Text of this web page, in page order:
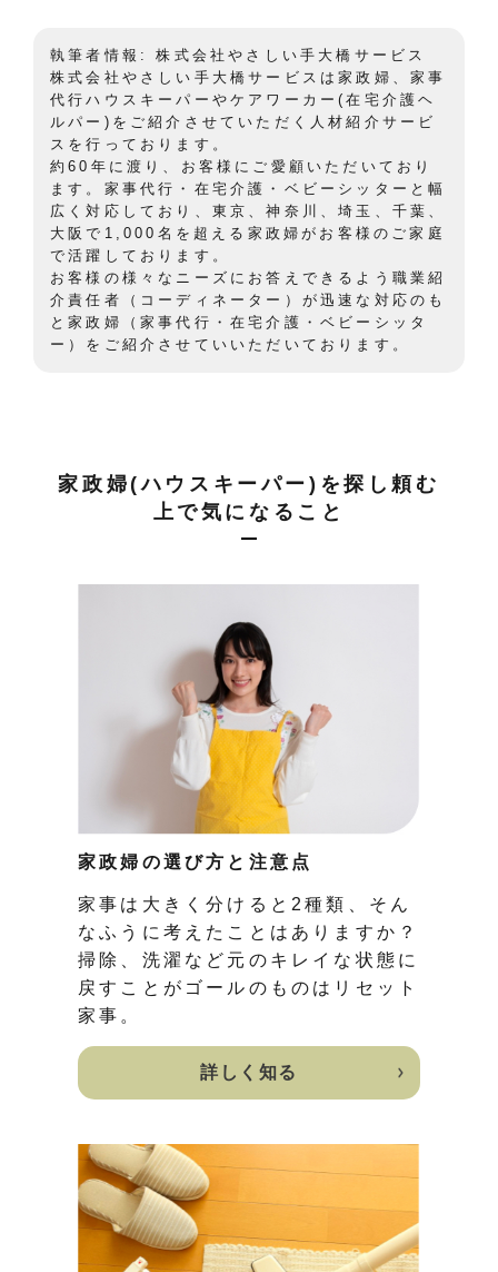
執筆者情報: 株式会社やさしい手大橋サービス
株式会社やさしい手大橋サービスは家政婦、家事
代行ハウスキーパーやケアワーカー(在宅介護ヘ
ルパー)をご紹介させていただく人材紹介サービ
スを行っております。
約60年に渡り、お客様にご愛顧いただいており
ます。家事代行・在宅介護・ベビーシッターと幅
広く対応しており、東京、神奈川、埼玉、千葉、
大阪で1,000名を超える家政婦がお客様のご家庭
で活躍しております。
お客様の様々なニーズにお答えできるよう職業紹
介責任者（コーディネーター）が迅速な対応のも
と家政婦（家事代行・在宅介護・ベビーシッタ
ー）をご紹介させていいただいております。
家政婦(ハウスキーパー)を探し頼む
上で気になること
家政婦の選び方と注意点
家事は大きく分けると2種類、そん
なふうに考えたことはありますか？
掃除、洗濯など元のキレイな状態に
戻すことがゴールのものはリセット
家事。
詳しく知る